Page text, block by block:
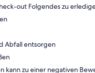
out Folgendes zu
Abfall entsorgen
kann zu einer negativen